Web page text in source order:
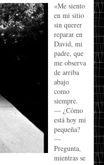
«Me siento
en mi sitio
sin querer
reparar en
David, mi
padre, que
me observa
de arriba
abajo
como
siempre.
— ¿Cómo
está hoy mi
pequeña?
—
Pregunta,
mientras se